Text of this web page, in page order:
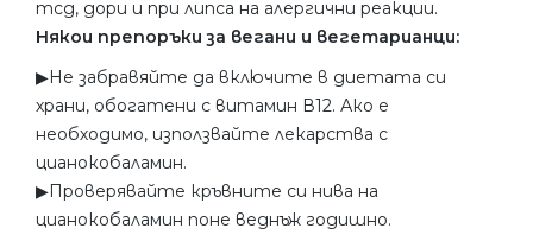
mcg, дори и при липса на алергични реакции.
Някои препоръки за вегани и вегетарианци:
▶︎Не забравяйте да включите в диетата си
храни, обогатени с витамин В12. Ако е
необходимо, използвайте лекарства с
цианокобаламин.
▶︎Проверявайте кръвните си нива на
цианокобаламин поне веднъж годишно.